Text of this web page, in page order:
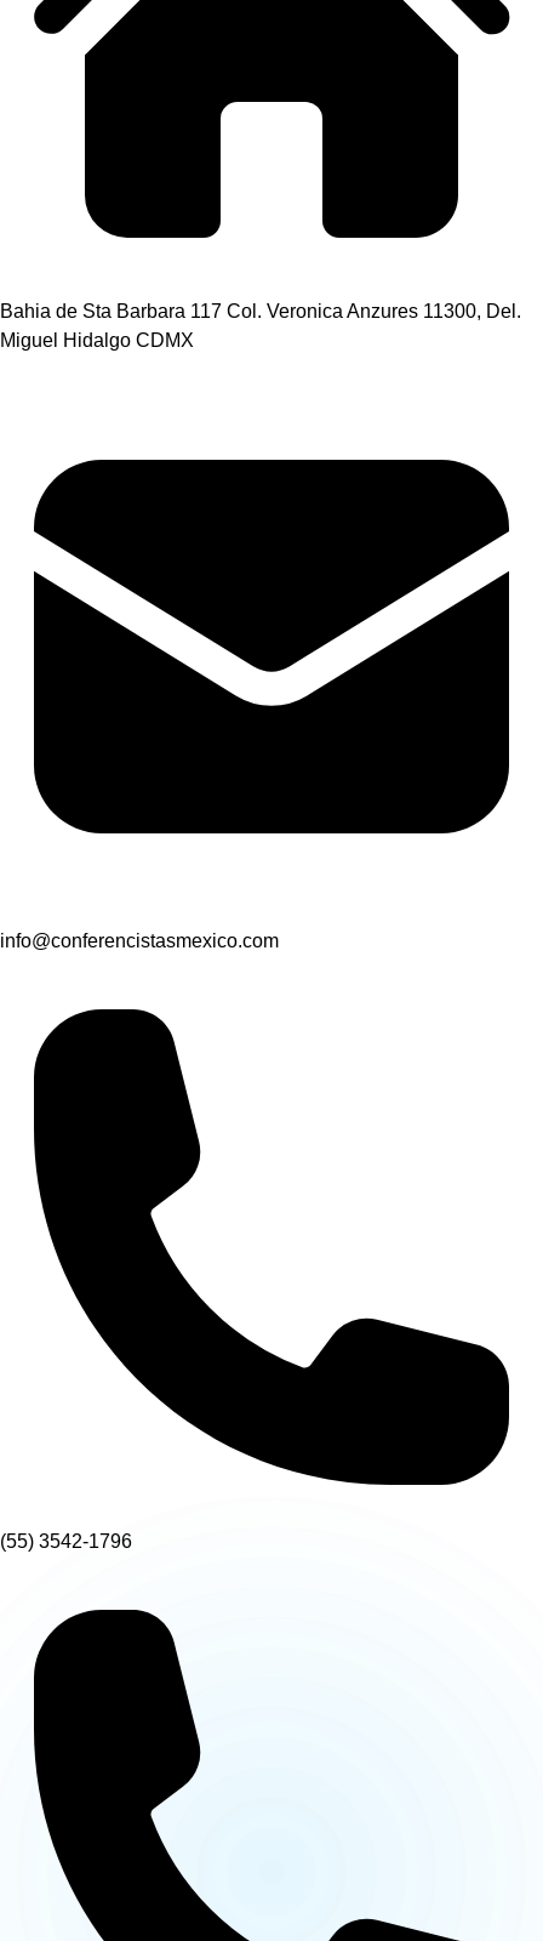
Bahia de Sta Barbara 117 Col. Veronica Anzures 11300, Del.
Miguel Hidalgo CDMX
info@conferencistasmexico.com
(55) 3542-1796